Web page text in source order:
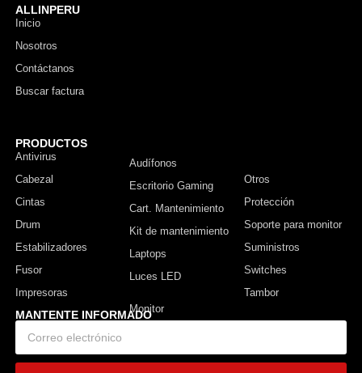
ALLINPERU
Inicio
Nosotros
Contáctanos
Buscar factura
PRODUCTOS
Antivirus
Cabezal
Cintas
Drum
Estabilizadores
Fusor
Impresoras
Audífonos
Escritorio Gaming
Cart. Mantenimiento
Kit de mantenimiento
Laptops
Luces LED
Otros
Protección
Soporte para monitor
Suministros
Switches
Tambor
MANTENTE INFORMADO